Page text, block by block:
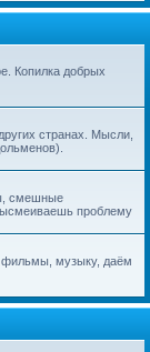
Копилка добрых
странах. Мысли,
смешные
проблему
фильмы, музыку, даём